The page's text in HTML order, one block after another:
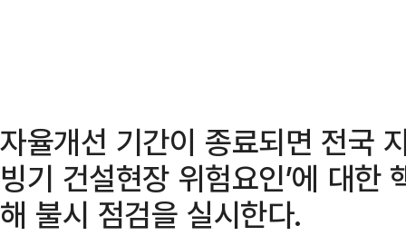
자율개선 기간이 종료되면 전국
빙기 건설현장 위험요인’에 대한
해 불시 점검을 실시한다.